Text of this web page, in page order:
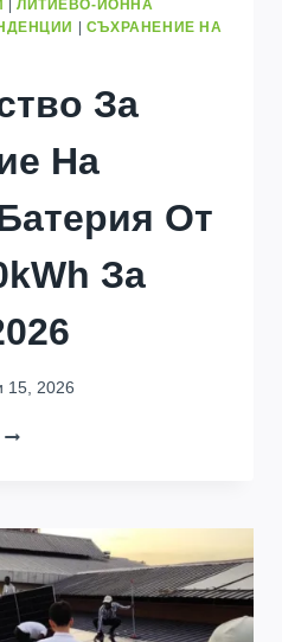
ЛИТИЕВО-ЙОННА
| СЪХРАНЕНИЕ НА
За
На
От
За
15, 2026
KWH
ДО